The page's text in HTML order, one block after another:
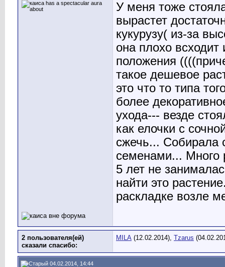
У меня тоже
вырастет
кукурузу( из-за
она плохо
положения
такое дешевое
это что то типа
более
ухода--- везде
как елочки с
сжечь... Собирала
семенами... Много
5 лет не
найти это
раскладке возле
2 пользователя(ей)
сказали cпасибо:
MILA (12.02.2014), Tzarus
04.02.2014, 14:44